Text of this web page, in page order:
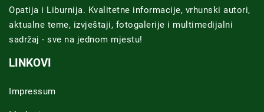
Opatija i Liburnija. Kvalitetne informacije, vrhunski autori,
aktualne teme, izvještaji, fotogalerije i multimedijalni
sadržaj - sve na jednom mjestu!
LINKOVI
Impressum